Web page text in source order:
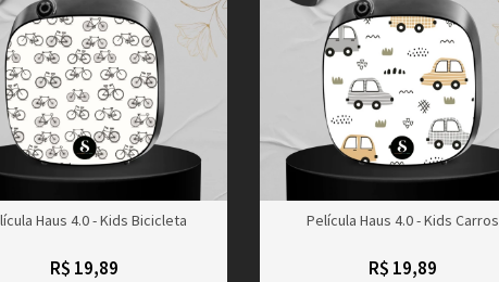
Haus 4.0 - Kids Bicicleta
R$ 19,89
Película Haus 4.0 - Kids Carros
R$ 19,89